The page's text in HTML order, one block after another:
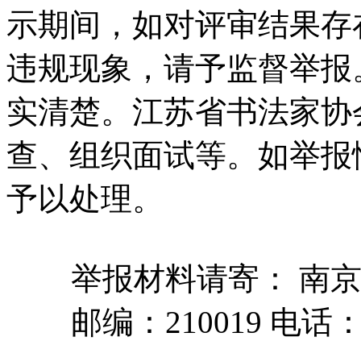
示期间，如对评审结果
违规现象，请予监督举
实清楚。江苏省书法家
查、组织面试等。如举
予以处理。
举报材料请寄： 南
邮编：210019 电话